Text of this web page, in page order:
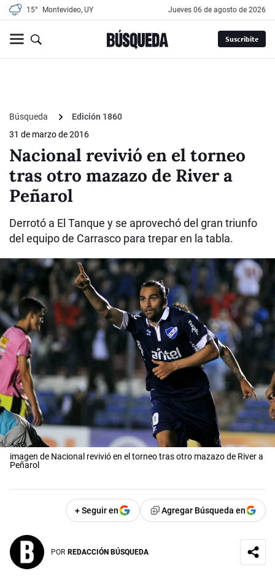
15° Montevideo, UY jueves 06 de agosto de 2026
Suscribite
Búsqueda
Edición 1860
31 de marzo de 2016
Nacional revivió en el torneo
tras otro mazazo de River a
Peñarol
Derrotó a El Tanque y se aprovechó del gran triunfo
del equipo de Carrasco para trepar en la tabla.
imagen de Nacional revivió en el torneo tras otro mazazo de River a
Peñarol
+ Seguir en Agregar Búsqueda en
POR REDACCIÓN BÚSQUEDA